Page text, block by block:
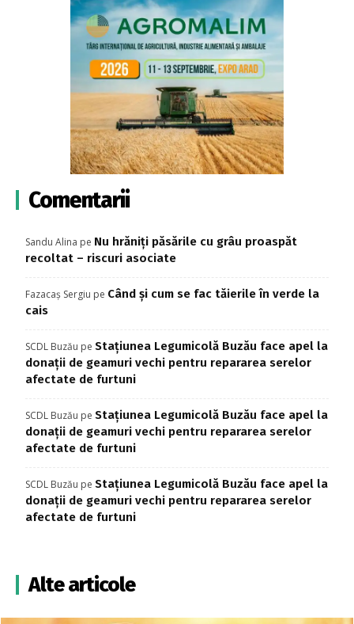
Comentarii
Sandu Alina pe Nu hrăniți păsările cu grâu proaspăt
recoltat – riscuri asociate
Fazacaș Sergiu pe Când și cum se fac tăierile în verde la
cais
SCDL Buzău pe Stațiunea Legumicolă Buzău face apel la
donații de geamuri vechi pentru repararea serelor
afectate de furtuni
SCDL Buzău pe Stațiunea Legumicolă Buzău face apel la
donații de geamuri vechi pentru repararea serelor
afectate de furtuni
SCDL Buzău pe Stațiunea Legumicolă Buzău face apel la
donații de geamuri vechi pentru repararea serelor
afectate de furtuni
Alte articole